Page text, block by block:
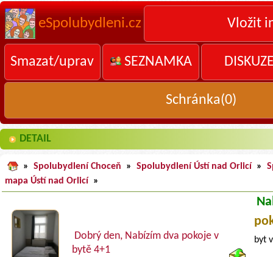
eSpolubydleni.cz Vložit
Smazat/uprav SEZNAMKA
Schránka(0)
DETAIL
» Spolubydlení Choceň » Spolubydlení Ústí nad Orlicí »
mapa Ústí nad Orlicí »
Dobrý den, Nabízím dva pokoje v
bytě 4+1
byt